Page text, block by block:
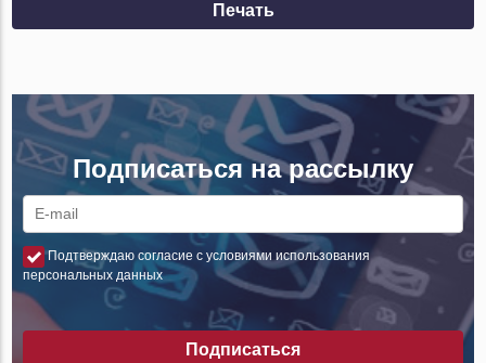
Печать
Подписаться на рассылку
Подтверждаю согласие с условиями использования
персональных данных
Подписаться